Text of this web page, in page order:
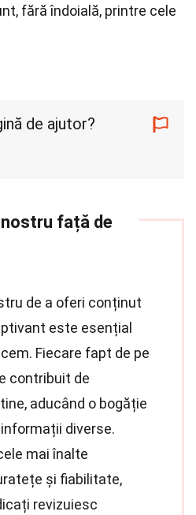
fără îndoială, printre cele
de ajutor?
față de
de a oferi conținut
este esențial
Fiecare fapt de pe
contribuit de
aducând o bogăție
diverse.
mai înalte
și fiabilitate,
revizuiesc